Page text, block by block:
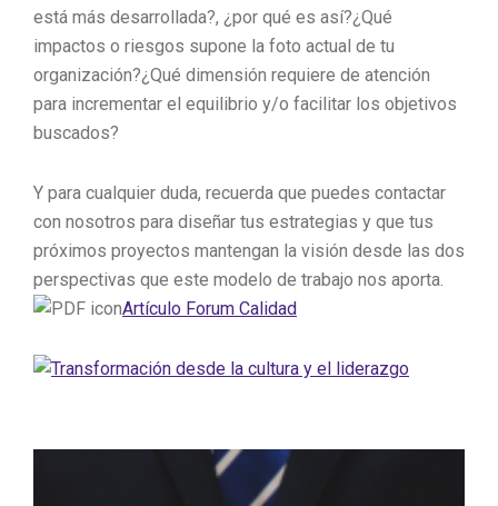
está más desarrollada?, ¿por qué es así?¿Qué
impactos o riesgos supone la foto actual de tu
organización?¿Qué dimensión requiere de atención
para incrementar el equilibrio y/o facilitar los objetivos
buscados?
Y para cualquier duda, recuerda que puedes contactar
con nosotros para diseñar tus estrategias y que tus
próximos proyectos mantengan la visión desde las dos
perspectivas que este modelo de trabajo nos aporta.
Artículo Forum Calidad